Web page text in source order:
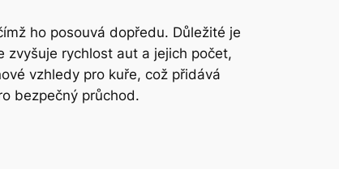
ho posouvá dopředu. Důležité je
zvyšuje rychlost aut a jejich počet,
vzhledy pro kuře, což přidává
bezpečný průchod.